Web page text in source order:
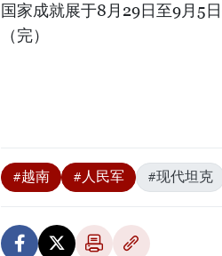
国家成就展于8月29日至9月5
（完）
#越南 #人民军 #现代坦克